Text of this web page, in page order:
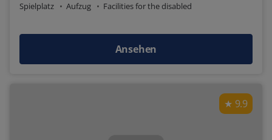
Spielplatz Aufzug Facilities for the disabled
Ansehen
9.9